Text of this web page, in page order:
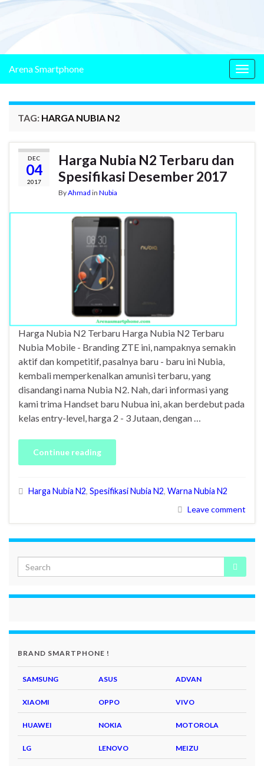
Arena Smartphone
TAG: HARGA NUBIA N2
DEC
04
2017
Harga Nubia N2 Terbaru dan
Spesifikasi Desember 2017
ByAhmad in Nubia
Harga Nubia N2 Terbaru Harga Nubia N2 Terbaru
Nubia Mobile - Branding ZTE ini, nampaknya semakin
aktif dan kompetitif, pasalnya baru - baru ini Nubia,
kembali memperkenalkan amunisi terbaru, yang
disandangi nama Nubia N2. Nah, dari informasi yang
kami trima Handset baru Nubua ini, akan berdebut pada
kelas entry-level, harga 2 - 3 Jutaan, dengan …
Continue reading
Harga Nubia N2, Spesifikasi Nubia N2, Warna Nubia N2
Leave comment
BRAND SMARTPHONE !
SAMSUNG ASUS ADVAN
XIAOMI OPPO VIVO
HUAWEI NOKIA MOTOROLA
LG LENOVO MEIZU